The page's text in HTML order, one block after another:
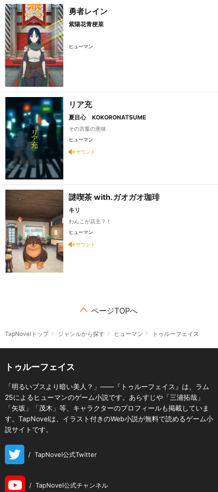
勇者レイン
紫陽花青梗菜
ヒューマン
リア充
夏目心 KOKORONATSUME
その言葉の意味
ヒューマン
サウンド
謎喫茶 with.ガオガオ珈琲
キリ
わんこが店主？！
ヒューマン
サウンド
ページTOPへ
TapNovelトップ ジャンルから探す ヒューマン トゥルーフェイス
トゥルーフェイス
「明るいブスより暗い美人？」――『トゥルーフェイス』は、ラム
25によるヒューマンのゲーム小説です。あらすじや「三浦拓哉」
「矢坂」「茂木」等、キャラクターのプロフィールも掲載していま
す。TapNovelは、イラスト付きのWeb小説が無料で読めるゲーム小
説サイトです。
/ TapNovel公式Twitter
/ TapNovel公式チャンネル